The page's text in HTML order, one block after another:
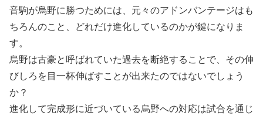
音駒が烏野に勝つためには、元々のアドンバンテージはも
ちろんのこと、どれだけ進化しているのかが鍵になりま
す。
烏野は古豪と呼ばれていた過去を断絶することで、その伸
びしろを目一杯伸ばすことが出来たのではないでしょう
か？
進化して完成形に近づいている烏野への対応は試合を通じ